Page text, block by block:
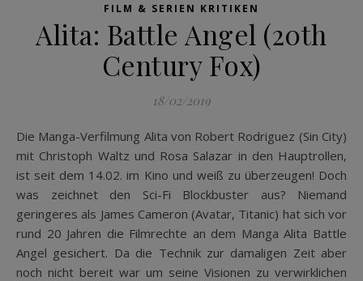
FILM & SERIEN KRITIKEN
Alita: Battle Angel (20th
Century Fox)
18/02/2019
Die Manga-Verfilmung Alita von Robert Rodriguez (Sin City)
mit Christoph Waltz und Rosa Salazar in den Hauptrollen,
ist seit dem 14.02. im Kino und weiß zu überzeugen! Doch
was zeichnet den Sci-Fi Blockbuster aus? Niemand
geringeres als James Cameron (Avatar, Titanic) hat sich vor
rund 20 Jahren die Filmrechte an dem Manga Alita Battle
Angel gesichert. Da die Technik zur damaligen Zeit aber
noch nicht bereit war um seine Visionen zu verwirklichen